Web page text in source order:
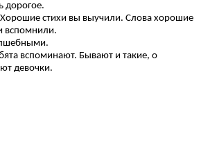
дорогое.
стихи вы выучили. Слова хорошие
вспомнили.
вспоминают. Бывают и такие, о
девочки.